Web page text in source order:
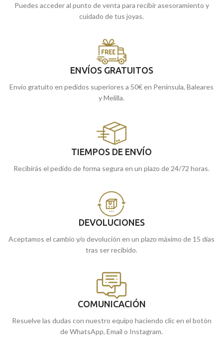
Puedes acceder al punto de venta para recibir asesoramiento y
cuidado de tus joyas.
ENVÍOS GRATUITOS
Envío gratuito en pedidos superiores a 50€ en Península, Baleares
y Melilla.
TIEMPOS DE ENVÍO
Recibirás el pedido de forma segura en un plazo de 24/72 horas.
DEVOLUCIONES
Aceptamos el cambio y/o devolución en un plazo máximo de 15 días
tras ser recibido.
COMUNICACIÓN
Resuelve las dudas con nuestro equipo haciendo clic en el botón
de WhatsApp, Email o Instagram.